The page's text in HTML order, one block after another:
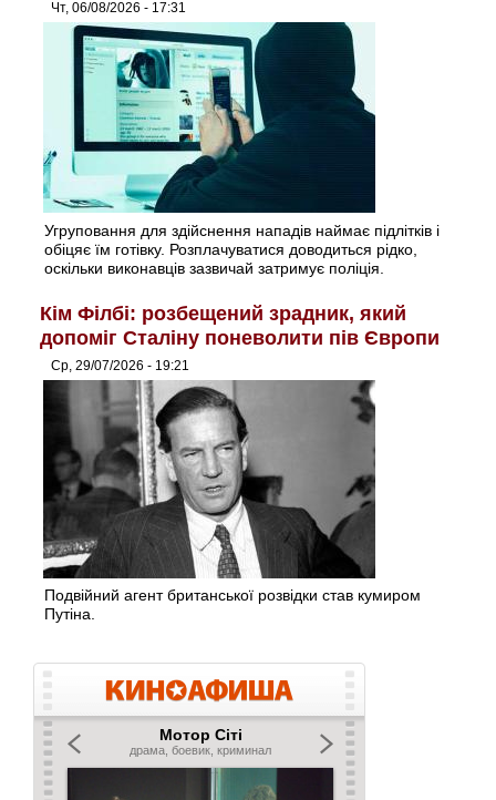
Чт, 06/08/2026 - 17:31
Угруповання для здійснення нападів наймає підлітків і
обіцяє їм готівку. Розплачуватися доводиться рідко,
оскільки виконавців зазвичай затримує поліція.
Кім Філбі: розбещений зрадник, який
допоміг Сталіну поневолити пів Європи
Ср, 29/07/2026 - 19:21
Подвійний агент британської розвідки став кумиром
Путіна.